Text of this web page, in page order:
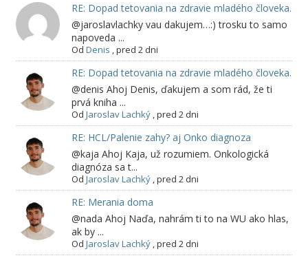
RE: Dopad tetovania na zdravie mladého človeka.
@jaroslavlachky vau dakujem…:) trosku to samo
napoveda ...
Od Denis ,pred 2 dni
RE: Dopad tetovania na zdravie mladého človeka.
@denis Ahoj Denis, ďakujem a som rád, že ti
prvá kniha ...
Od Jaroslav Lachký,pred 2 dni
RE: HCL/Palenie zahy? aj Onko diagnoza
@kaja Ahoj Kaja, už rozumiem. Onkologická
diagnóza sa t...
Od Jaroslav Lachký,pred 2 dni
RE: Merania doma
@nada Ahoj Naďa, nahrám ti to na WU ako hlas,
ak by ...
Od Jaroslav Lachký,pred 2 dni